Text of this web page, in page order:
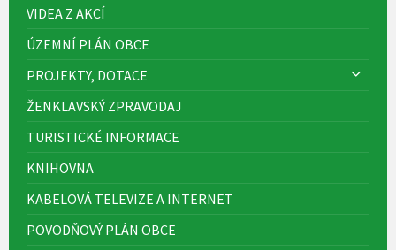
VIDEA Z AKCÍ
ÚZEMNÍ PLÁN OBCE
PROJEKTY, DOTACE
ŽENKLAVSKÝ ZPRAVODAJ
TURISTICKÉ INFORMACE
KNIHOVNA
KABELOVÁ TELEVIZE A INTERNET
POVODŇOVÝ PLÁN OBCE